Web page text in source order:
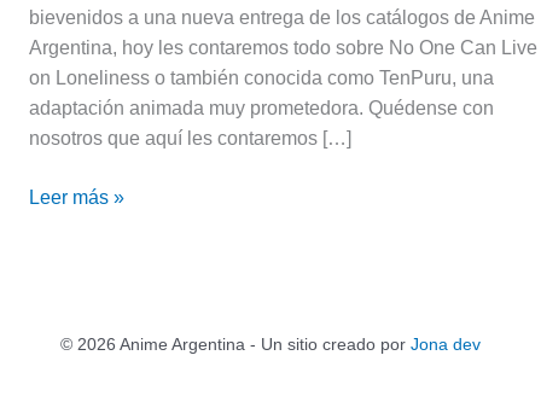
bievenidos a una nueva entrega de los catálogos de Anime
Argentina, hoy les contaremos todo sobre No One Can Live
on Loneliness o también conocida como TenPuru, una
adaptación animada muy prometedora. Quédense con
nosotros que aquí les contaremos […]
Leer más »
© 2026 Anime Argentina - Un sitio creado por Jona dev